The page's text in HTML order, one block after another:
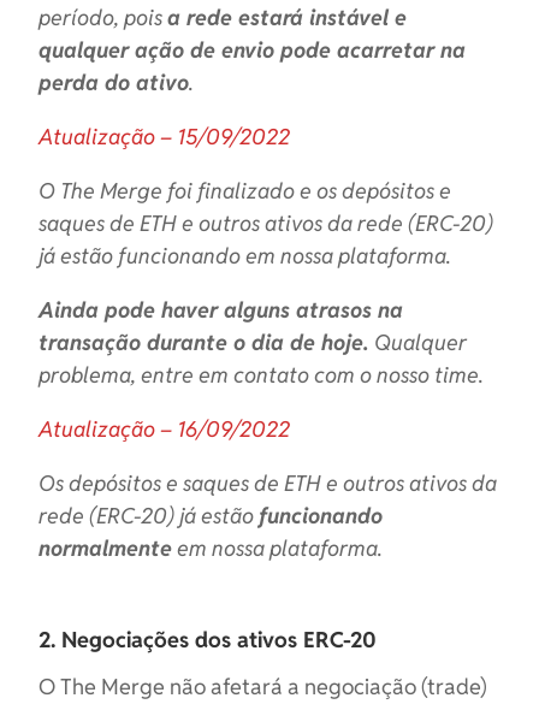
período, poisa rede estará instável e
qualquer ação de envio pode acarretar na
perda do ativo.
Atualização – 15/09/2022
O The Merge foi finalizado e os depósitos e
saques de ETH e outros ativos da rede (ERC-20)
já estão funcionando em nossa plataforma.
Ainda pode haver alguns atrasos na
transação durante o dia de hoje. Qualquer
problema, entre em contato com o nosso time.
Atualização – 16/09/2022
Os depósitos e saques de ETH e outros ativos da
rede (ERC-20) já estão funcionando
normalmenteem nossa plataforma.
2. Negociações dos ativos ERC-20
O The Merge não afetará a negociação (trade)